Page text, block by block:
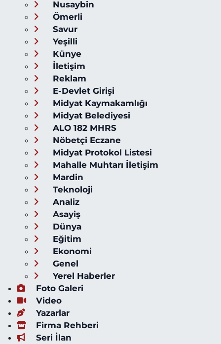
Nusaybin
Ömerli
Savur
Yeşilli
Künye
İletişim
Reklam
E-Devlet Girişi
Midyat Kaymakamlığı
Midyat Belediyesi
ALO 182 MHRS
Nöbetçi Eczane
Midyat Protokol Listesi
Mahalle Muhtarı İletişim
Mardin
Teknoloji
Analiz
Asayiş
Dünya
Eğitim
Ekonomi
Genel
Yerel Haberler
Foto Galeri
Video
Yazarlar
Firma Rehberi
Seri İlan